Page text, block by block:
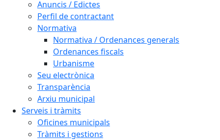
Anuncis / Edictes
Perfil de contractant
Normativa
Normativa / Ordenances generals
Ordenances fiscals
Urbanisme
Seu electrònica
Transparència
Arxiu municipal
Serveis i tràmits
Oficines municipals
Tràmits i gestions